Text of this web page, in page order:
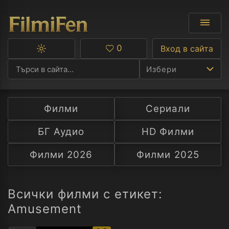
Избери
Ф
С
А
Превключване
тъмна
тема
Любими
0 Вход в сайта
Филми
Сериали
БГ Аудио
HD Филми
Филми 2026
Филми 2025
Всички филми с етикет:
Amusement